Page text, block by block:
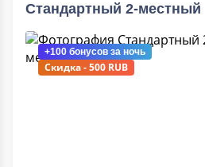
Стандартный 2-местный
+100 бонусов за ночь
Скидка - 500 RUB